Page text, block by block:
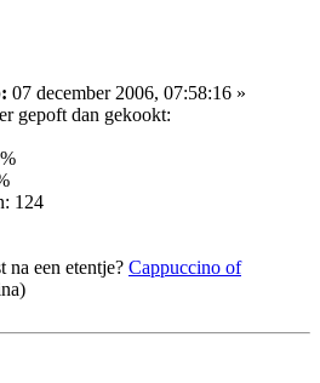
07 december 2006, 07:58:16 »
gepoft dan gekookt:
124
na een etentje? Cappuccino of